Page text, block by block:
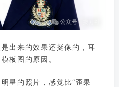
出来的效果还挺像的，耳
板图的原因。
星的照片，感觉比“歪果